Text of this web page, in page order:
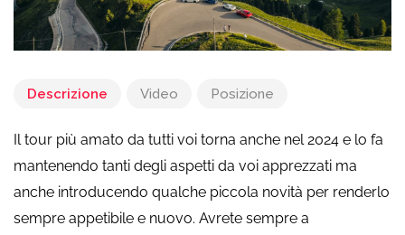
Descrizione Video Posizione
Il tour più amato da tutti voi torna anche nel 2024 e lo fa
mantenendo tanti degli aspetti da voi apprezzati ma
anche introducendo qualche piccola novità per renderlo
sempre appetibile e nuovo. Avrete sempre a